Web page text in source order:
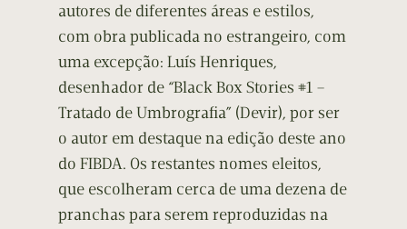
autores de diferentes áreas e estilos,
com obra publicada no estrangeiro, com
uma excepção: Luís Henriques,
desenhador de “Black Box Stories #1 –
Tratado de Umbrografia” (Devir), por ser
o autor em destaque na edição deste ano
do FIBDA. Os restantes nomes eleitos,
que escolheram cerca de uma dezena de
pranchas para serem reproduzidas na